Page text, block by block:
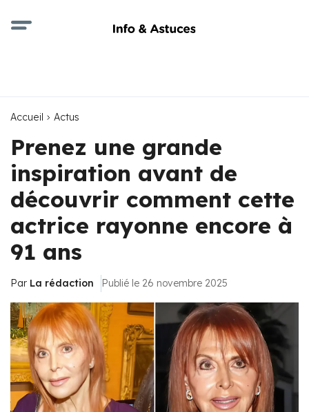
Accueil Actus
Prenez une grande
inspiration avant de
découvrir comment cette
actrice rayonne encore à
91 ans
Par La rédaction Publié le 26 novembre 2025